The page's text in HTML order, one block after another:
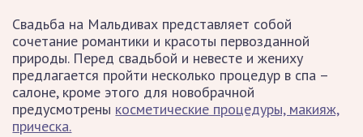
Свадьба на Мальдивах представляет собой
сочетание романтики и красоты первозданной
природы. Перед свадьбой и невесте и жениху
предлагается пройти несколько процедур в спа –
салоне, кроме этого для новобрачной
предусмотрены косметические процедуры, макияж,
прическа.